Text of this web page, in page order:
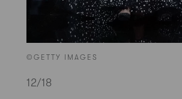
©GETTY IMAGES
12/18